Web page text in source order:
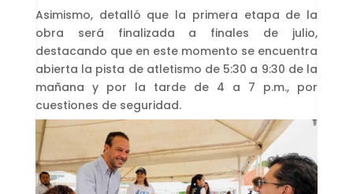
Asimismo, detalló que la primera etapa de la
obra será finalizada a finales de julio,
destacando que en este momento se encuentra
abierta la pista de atletismo de 5:30 a 9:30 de la
mañana y por la tarde de 4 a 7 p.m., por
cuestiones de seguridad.